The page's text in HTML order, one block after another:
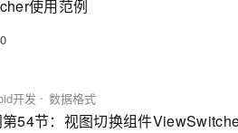
使用范例
0
开发 数据格式
54节：视图切换组件